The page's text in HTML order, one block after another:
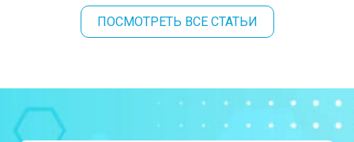
ПОСМОТРЕТЬ ВСЕ СТАТЬИ